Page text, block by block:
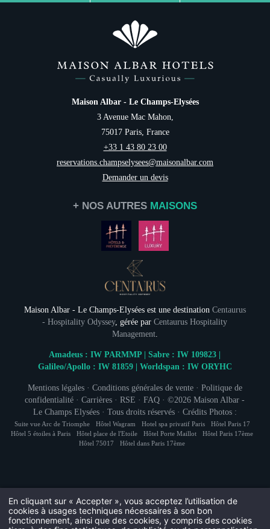
Maison Albar - Le Champs-Elysées
3 Avenue Mac Mahon,
75017 Paris, France
+33 1 43 80 23 00
reservations.champselysees@maisonalbar.com
Demander un devis
+ NOS AUTRES MAISONS
Maison Albar - Le Champs-Elysées est une destination Centaurus
- Hospitality Odyssey, gérée parCentaurus Hospitality
Management.
Amadeus : IW PARMMP | Sabre : IW 109823 |
Galileo/Apollo : IW 81859 | Worldspan : IW ORYHC
Mentions légales· Conditions générales de vente· Politique de
confidentialité ·Carrières ·RSE ·FAQ · ©2026Maison Albar -
Le Champs Elysées· Tous droits réservés · Crédits Photos :
Kpictures © Stefan Kraus ·
Cookies·Hapipowered by
MMCréation
Suite vue Arc de Triomphe Hôtel Wagram Hotel spa privatif Paris
Hôtel Paris 17
Hôtel 5 étoiles à Paris
Hôtel place de l'Etoile Hôtel Porte Maillot
Hôtel Paris 17ème
Hôtel 75017
Hôtel dans Paris 17ème
Monsieur
En cliquant sur « Accepter », vous acceptez l’utilisation de
cookies à usages techniques nécessaires à son bon
fonctionnement, ainsi que des cookies, y compris des cookies